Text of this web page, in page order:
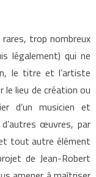
trop nombreux
légalement) qui ne
le titre et l’artiste
le lieu de création ou
d’un musicien et
œuvres, par
tout autre élément
de Jean-Robert